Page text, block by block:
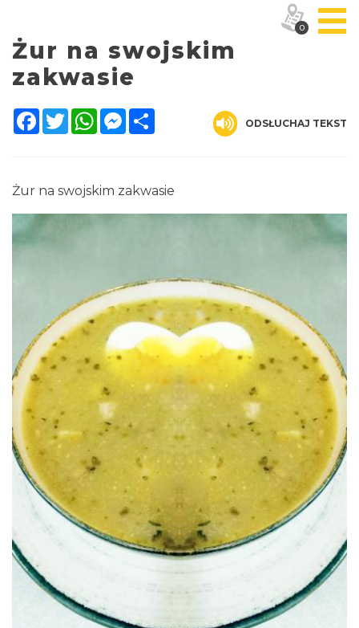
Żur na swojskim
zakwasie
Facebook
TwitterWhatsAppMessenger
ODSŁUCHAJ TEKST
Żur na swojskim zakwasie
0